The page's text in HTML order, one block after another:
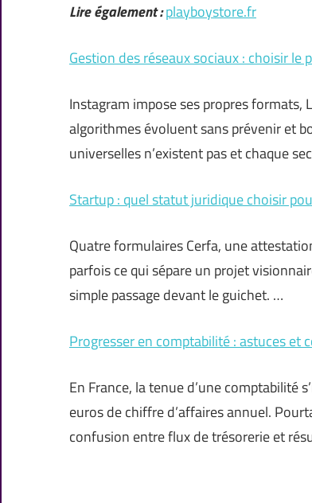
Lire également :playboystore.fr
Gestion des réseaux sociaux : choisir le
Instagram impose ses propres formats,
algorithmes évoluent sans prévenir et
universelles n’existent pas et chaque
Startup : quel statut juridique choisir
Quatre formulaires Cerfa, une
parfois ce qui sépare un projet
simple passage devant le guichet. …
Progresser en comptabilité : astuces et
En France, la tenue d’une comptabilité
euros de chiffre d’affaires annuel.
confusion entre flux de trésorerie et